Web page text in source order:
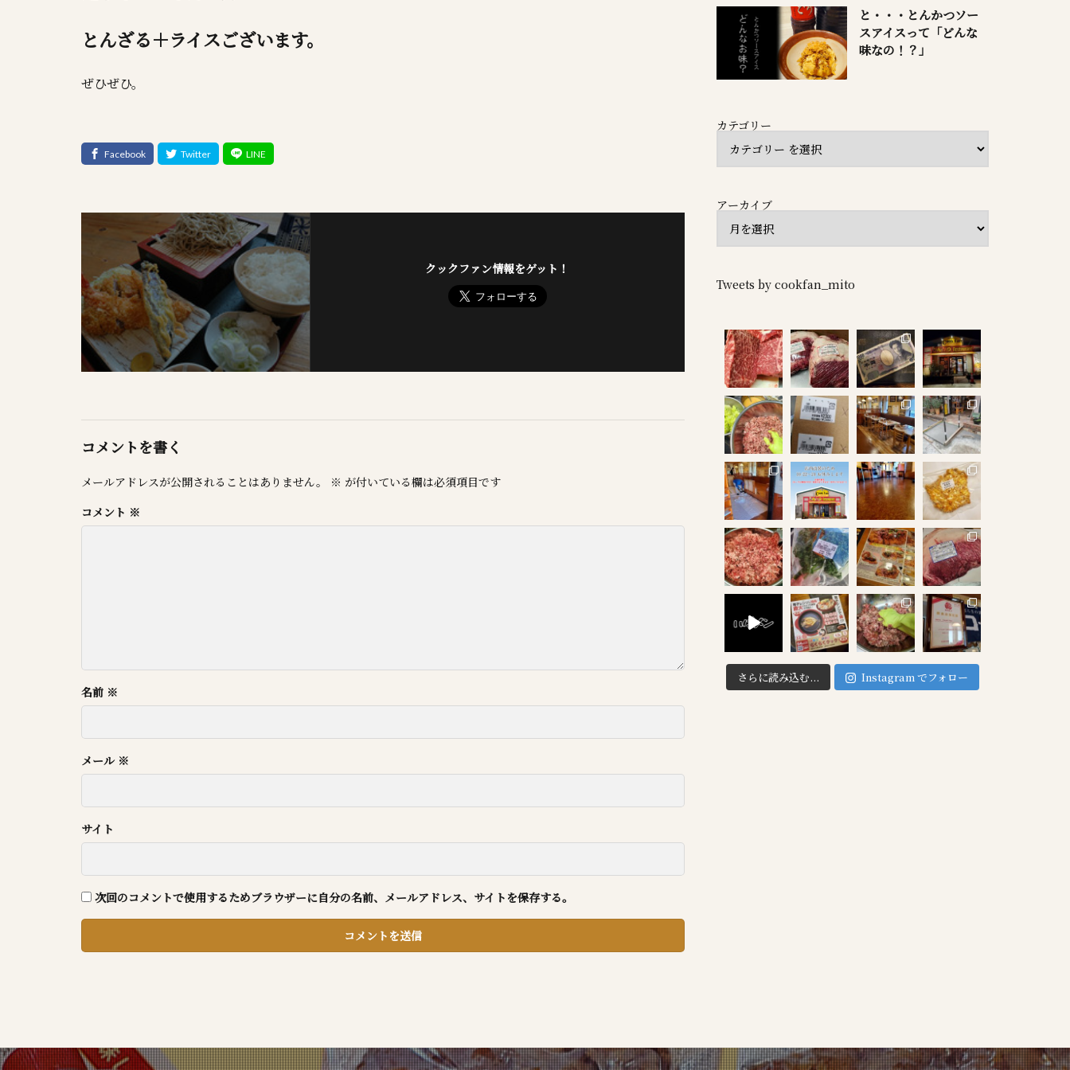
とんざる＋ライスございます。
ぜひぜひ。
クックファン情報をゲット！
コメントを書く
メールアドレスが公開されることはありません。 ※ が付いている欄は必須項目です
コメント ※
名前 ※
メール ※
サイト
次回のコメントで使用するためブラウザーに自分の名前、メールアドレス、サイトを保存する。
と・・・とんかつソー
スアイスって「どんな
味なの！？」
カテゴリー
アーカイブ
Tweets by cookfan_mito
さらに読み込む... Instagram でフォロー